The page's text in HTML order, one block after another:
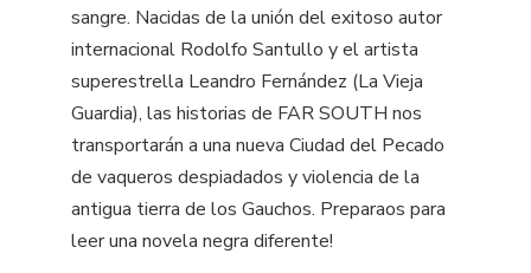
sangre. Nacidas de la unión del exitoso autor
internacional Rodolfo Santullo y el artista
superestrella Leandro Fernández (La Vieja
Guardia), las historias de FAR SOUTH nos
transportarán a una nueva Ciudad del Pecado
de vaqueros despiadados y violencia de la
antigua tierra de los Gauchos. Preparaos para
leer una novela negra diferente!